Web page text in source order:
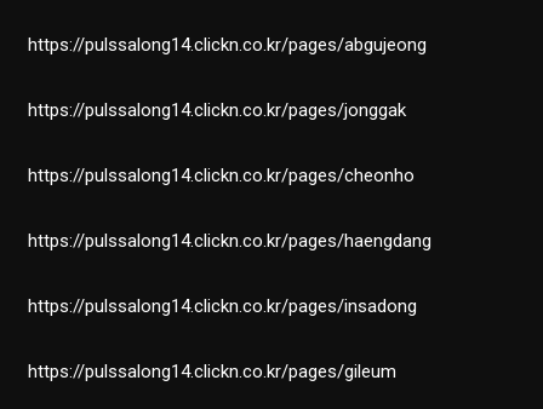
https://pulssalong14.clickn.co.kr/pages/abgujeong
https://pulssalong14.clickn.co.kr/pages/jonggak
https://pulssalong14.clickn.co.kr/pages/cheonho
https://pulssalong14.clickn.co.kr/pages/haengdang
https://pulssalong14.clickn.co.kr/pages/insadong
https://pulssalong14.clickn.co.kr/pages/gileum